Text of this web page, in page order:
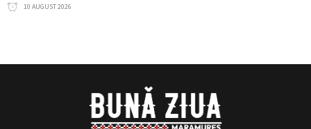
10 AUGUST 2026